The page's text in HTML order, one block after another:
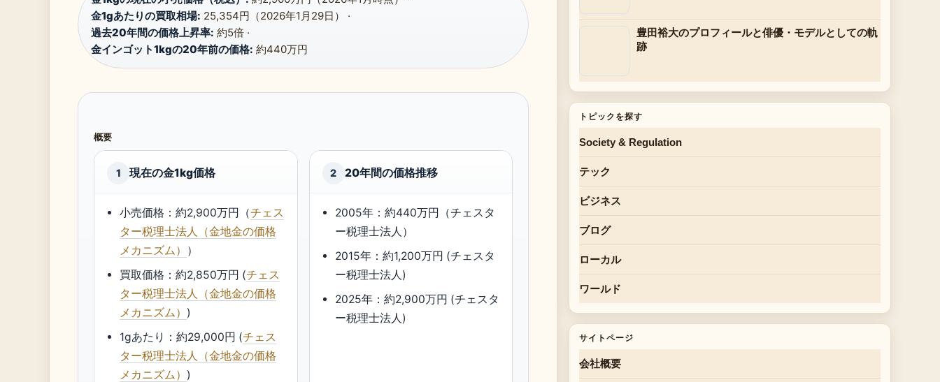
金1gあたりの買取相場: 25,354円（2026年1月29日） ·
過去20年間の価格上昇率: 約5倍 ·
金インゴット1kgの20年前の価格: 約440万円
概要
1 現在の金1kg価格
小売価格：約2,900万円（チェス
ター税理士法人（金地金の価格
メカニズム） ）
買取価格：約2,850万円 (チェス
ター税理士法人（金地金の価格
メカニズム） )
1gあたり：約29,000円 (チェス
ター税理士法人（金地金の価格
メカニズム） )
2 20年間の価格推移
2005年：約440万円（チェスタ
ー税理士法人）
2015年：約1,200万円 (チェスタ
ー税理士法人)
2025年：約2,900万円 (チェスタ
ー税理士法人)
豊田裕大のプロフィールと俳優・モデルとしての軌
跡
トピックを探す
Society & Regulation
テック
ビジネス
ブログ
ローカル
ワールド
サイトページ
会社概要